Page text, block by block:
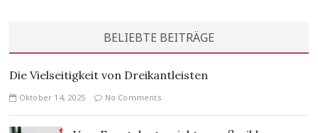
BELIEBTE BEITRÄGE
Die Vielseitigkeit von Dreikantleisten
Oktober 14, 2025 No Comments